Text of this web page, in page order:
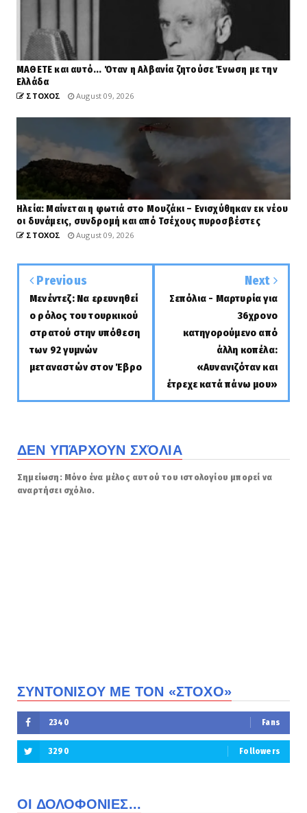
ΜΑΘΕΤΕ και αυτό... Όταν η Αλβανία ζητούσε Ένωση με την
Ελλάδα
ΣΤΟΧΟΣ August 09, 2026
Ηλεία: Μαίνεται η φωτιά στο Μουζάκι – Ενισχύθηκαν εκ νέου
οι δυνάμεις, συνδρομή και από Τσέχους πυροσβέστες
ΣΤΟΧΟΣ August 09, 2026
Previous
Μενέντεζ: Να ερευνηθεί
ο ρόλος του τουρκικού
στρατού στην υπόθεση
των 92 γυμνών
μεταναστών στον Έβρο
Next
Σεπόλια - Μαρτυρία για
36χρονο
κατηγορούμενο από
άλλη κοπέλα:
«Αυνανιζόταν και
έτρεχε κατά πάνω μου»
ΔΕΝ ΥΠΆΡΧΟΥΝ ΣΧΌΛΙΑ
Σημείωση: Μόνο ένα μέλος αυτού του ιστολογίου μπορεί να
αναρτήσει σχόλιο.
ΣΥΝΤΟΝΙΣΟΥ ΜΕ ΤΟΝ «ΣΤΟΧΟ»
2340 Fans
3290 Followers
ΟΙ ΔΟΛΟΦΟΝΙΕΣ...